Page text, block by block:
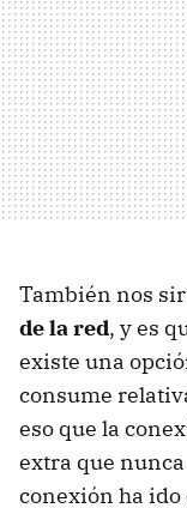
También nos
de la red, y es
existe una
consume
eso que la
extra que nunca
conexión ha